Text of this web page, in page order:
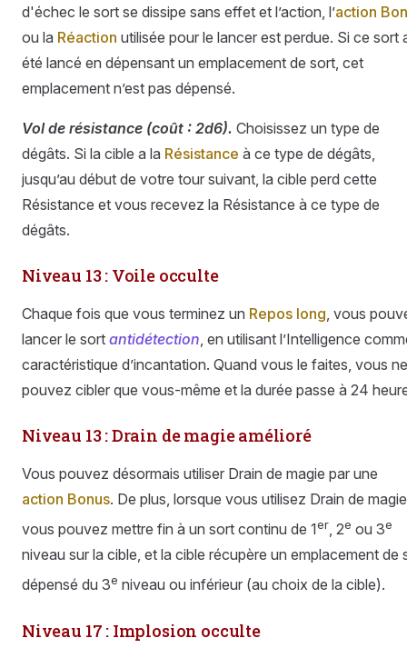
d'échec le sort se dissipe sans effet et l’action, l’action
ou la Réaction utilisée pour le lancer est perdue. Si ce sort
été lancé en dépensant un emplacement de sort, cet
emplacement n’est pas dépensé.
Vol de résistance (coût : 2d6). Choisissez un type de
dégâts. Si la cible a la Résistance à ce type de dégâts,
jusqu’au début de votre tour suivant, la cible perd cette
Résistance et vous recevez la Résistance à ce type de
dégâts.
Niveau 13 : Voile occulte
Chaque fois que vous terminez un Repos long , vous
lancer le sort antidétection , en utilisant l’Intelligence
caractéristique d’incantation. Quand vous le faites, vous ne
pouvez cibler que vous-même et la durée passe à 24
Niveau 13 : Drain de magie amélioré
Vous pouvez désormais utiliser Drain de magie par une
action Bonus. De plus, lorsque vous utilisez Drain de
vous pouvez mettre fin à un sort continu de 1er, 2e ou 3e
niveau sur la cible, et la cible récupère un emplacement de
dépensé du 3e niveau ou inférieur (au choix de la cible).
Niveau 17 : Implosion occulte